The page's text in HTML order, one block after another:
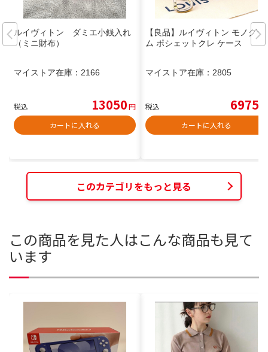
ルイヴィトン ダミエ小銭入れ
（ミニ財布）
マイストア在庫： 2166
税込 13050円
カートに入れる
【良品】ルイヴィトン モノグラ
ム ポシェットクレ ケース
マイストア在庫： 2805
税込 6975
カートに入れる
このカテゴリをもっと見る
この商品を見た人はこんな商品も見て
います